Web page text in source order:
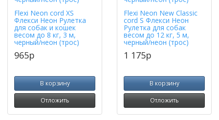
Flexi Neon cord XS
Флекси Неон Рулетка
для собак и кошек
весом до 8 кг, 3 м,
черный/неон (трос)
965p
В корзину
Отложить
Flexi Neon New Classic
cord S Флекси Неон
Рулетка для собак
весом до 12 кг, 5 м,
черный/неон (трос)
1 175p
В корзину
Отложить